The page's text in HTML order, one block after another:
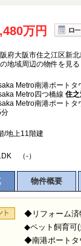
万円
府大阪市住之江区新北
地域周辺の物件を見る
Metro南港ポートタ
Metro四つ橋線 住之
Metro南港ポートタ
分
/地上11階建
（-）
物件概要
◆リフォーム済
◆ペット飼育可(
◆南港ポートタ